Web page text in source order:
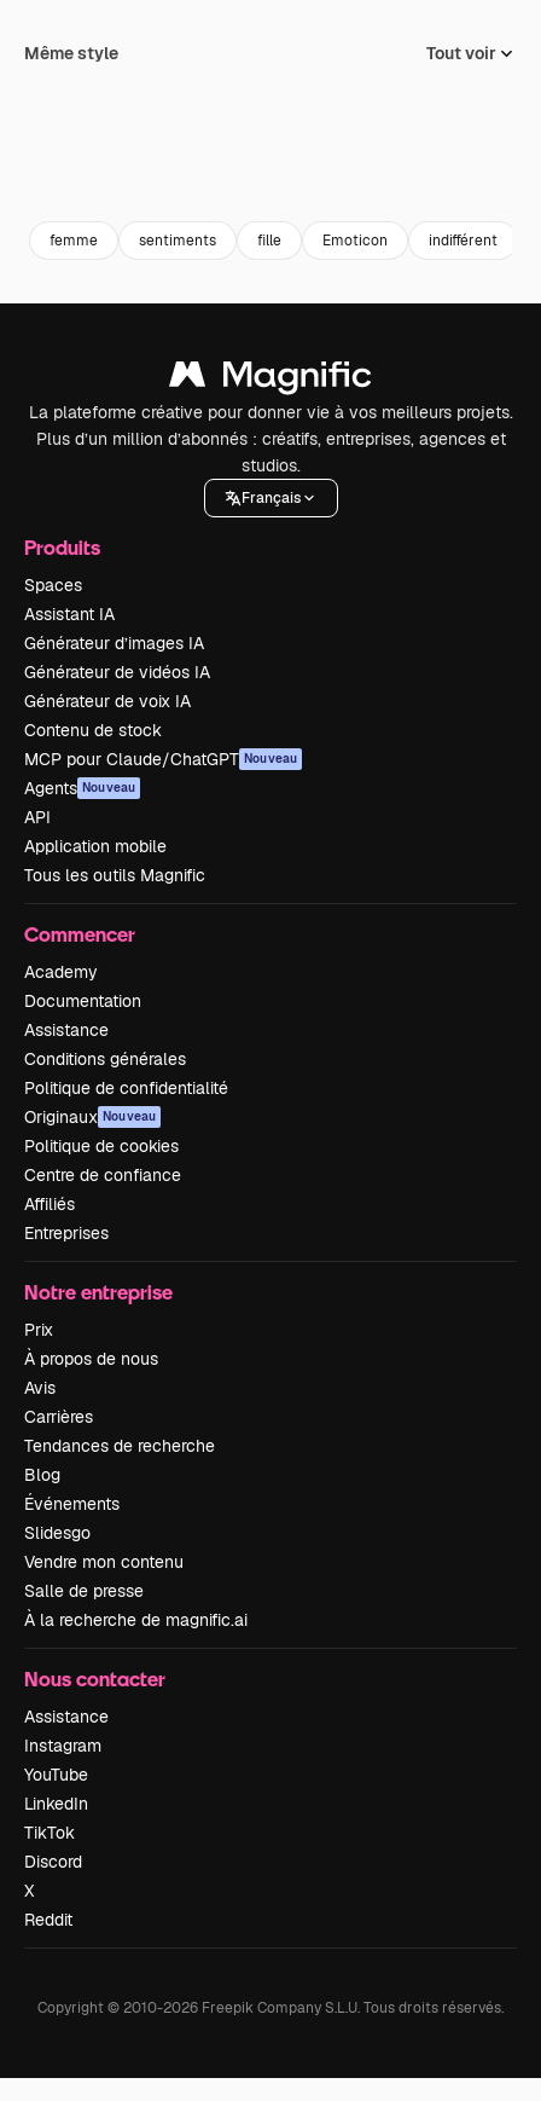
Même style Tout voir
femme sentiments fille Emoticon indifférent
La plateforme créative pour donner vie à vos meilleurs projets.
Plus d’un million d’abonnés : créatifs, entreprises, agences et
studios.
Français
Produits
Spaces
Assistant IA
Générateur d’images IA
Générateur de vidéos IA
Générateur de voix IA
Contenu de stock
MCP pour Claude/ChatGPT Nouveau
Agents Nouveau
API
Application mobile
Tous les outils Magnific
Commencer
Academy
Documentation
Assistance
Conditions générales
Politique de confidentialité
Originaux Nouveau
Politique de cookies
Centre de confiance
Affiliés
Entreprises
Notre entreprise
Prix
À propos de nous
Avis
Carrières
Tendances de recherche
Blog
Événements
Slidesgo
Vendre mon contenu
Salle de presse
À la recherche de magnific.ai
Nous contacter
Assistance
Instagram
YouTube
LinkedIn
TikTok
Discord
X
Reddit
Copyright © 2010-2026 Freepik Company S.L.U.Tous droits réservés.